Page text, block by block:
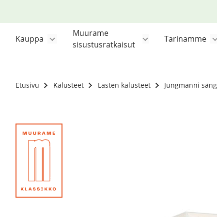
Kauppa
Muurame
sisustusratkaisut
Tarinamme
Etusivu Kalusteet Lasten kalusteet Jungmanni